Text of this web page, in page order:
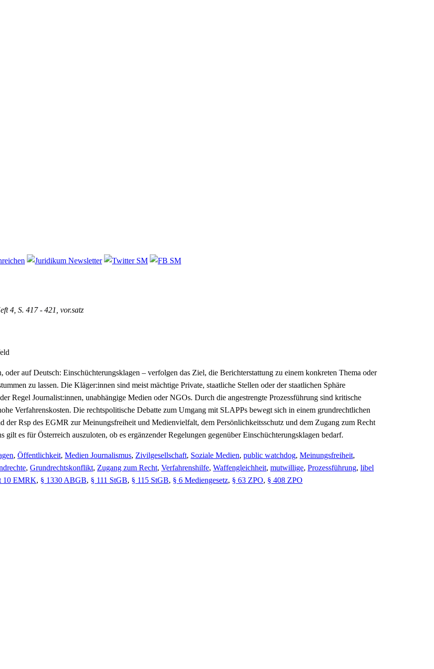
4, S. 417 - 421, vor.satz
auf Deutsch: Einschüchterungsklagen – verfolgen das Ziel, die Berichterstattung zu einem konkreten Thema oder
zu lassen. Die Kläger:innen sind meist mächtige Private, staatliche Stellen oder der staatlichen Sphäre
Regel Journalist:innen, unabhängige Medien oder NGOs. Durch die angestrengte Prozessführung sind kritische
Verfahrenskosten. Die rechtspolitische Debatte zum Umgang mit SLAPPs bewegt sich in einem grundrechtlichen
der Rsp des EGMR zur Meinungsfreiheit und Medienvielfalt, dem Persönlichkeitsschutz und dem Zugang zum Recht
gilt es für Österreich auszuloten, ob es ergänzender Regelungen gegenüber Einschüchterungsklagen bedarf.
, Öffentlichkeit, Medien Journalismus, Zivilgesellschaft, Soziale Medien, public watchdog, Meinungsfreiheit,
, Grundrechtskonflikt, Zugang zum Recht, Verfahrenshilfe, Waffengleichheit, mutwillige, Prozessführung, libel
10 EMRK, § 1330 ABGB, § 111 StGB, § 115 StGB, § 6 Mediengesetz, § 63 ZPO, § 408 ZPO